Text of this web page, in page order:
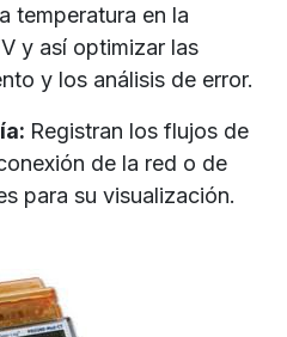
temperatura en la
y así optimizar las
y los análisis de error.
Registran los flujos de
de la red o de
para su visualización.